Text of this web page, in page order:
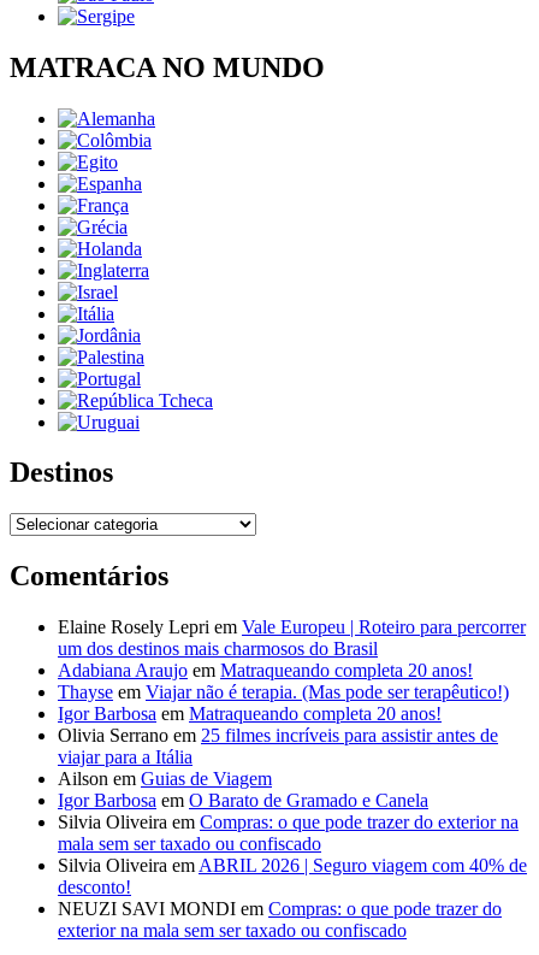
MATRACA NO MUNDO
Destinos
Destinos
Comentários
Elaine Rosely Lepri em Vale Europeu | Roteiro para percorrer
um dos destinos mais charmosos do Brasil
Adabiana Araujo em Matraqueando completa 20 anos!
Thayse em Viajar não é terapia. (Mas pode ser terapêutico!)
Igor Barbosa em Matraqueando completa 20 anos!
Olivia Serrano em 25 filmes incríveis para assistir antes de
viajar para a Itália
Ailson em Guias de Viagem
Igor Barbosa em O Barato de Gramado e Canela
Silvia Oliveira em Compras: o que pode trazer do exterior na
mala sem ser taxado ou confiscado
Silvia Oliveira em ABRIL 2026 | Seguro viagem com 40% de
desconto!
NEUZI SAVI MONDI em Compras: o que pode trazer do
exterior na mala sem ser taxado ou confiscado